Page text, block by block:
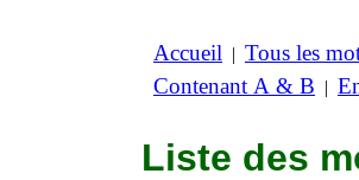
Accueil | Tous les
Contenant A & B |
Liste des